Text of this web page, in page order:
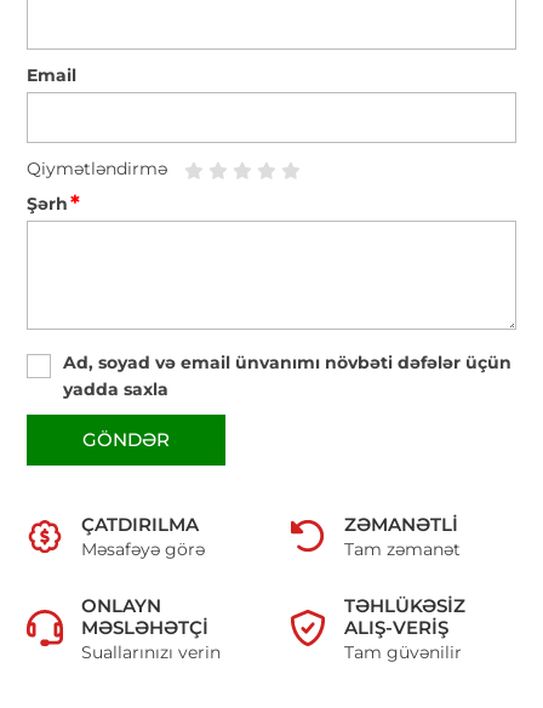
Email
Qiymətləndirmə
Şərh*
Ad, soyad və email ünvanımı növbəti dəfələr üçün
yadda saxla
GÖNDƏR
ÇATDIRILMA
Məsafəyə görə
ZƏMANƏTLI
Tam zəmanət
ONLAYN
MƏSLƏHƏTÇI
Suallarınızı verin
TƏHLÜKƏSIZ
ALIŞ-VERIŞ
Tam güvənilir